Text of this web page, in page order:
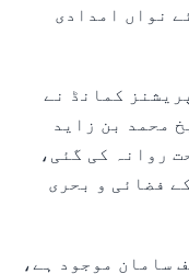
نواں امدادی
کمانڈ نے
محمد بن زاید
روانہ کی گئی،
فضائی و بحری
سامان موجود ہے،